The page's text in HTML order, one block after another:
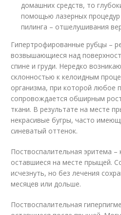
домашних средств, то
помощью лазерных процедур
пилинга – отшелушивания
Гипертрофированные рубцы –
возвышающиеся над
спине и груди. Нередко
склонностью к келоидным
организма, при которой любое
сопровождается обширным
ткани. В результате на месте
некрасивые бугры, часто
синеватый оттенок.
Поствоспалительная эритема –
оставшиеся на месте прыщей.
исчезнуть, но без лечения
месяцев или дольше.
Поствоспалительная